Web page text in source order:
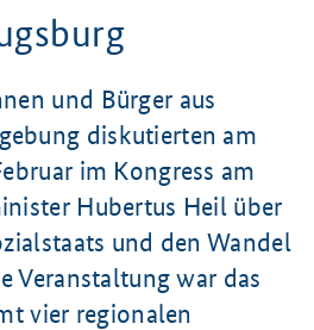
und Bürger aus
diskutierten am
im Kongress am
Hubertus Heil über
und den Wandel
Veranstaltung war das
vier regionalen